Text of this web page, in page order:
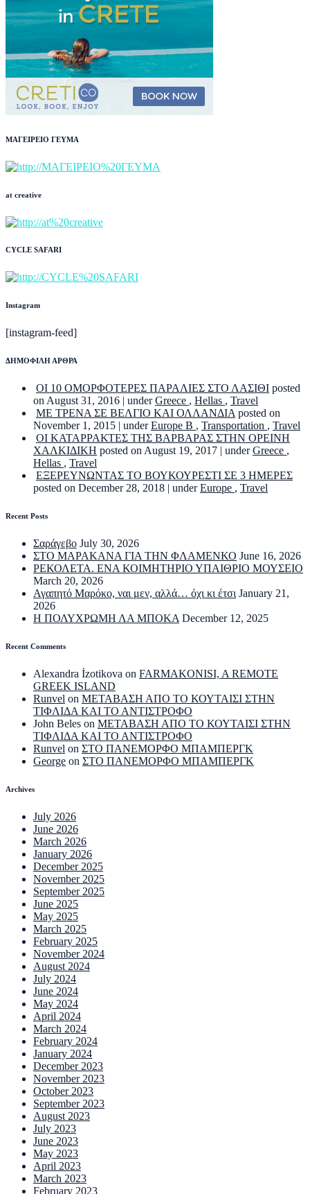
ΜΑΓΕΙΡΕΙΟ ΓΕΥΜΑ
at creative
CYCLE SAFARI
Instagram
[instagram-feed]
ΔΗΜΟΦΙΛΗ ΑΡΘΡΑ
ΟΙ 10 ΟΜΟΡΦΟΤΕΡΕΣ ΠΑΡΑΛΙΕΣ ΣΤΟ ΛΑΣΙΘΙ posted
on August 31, 2016 | underGreece , Hellas , Travel
ΜΕ ΤΡΕΝΑ ΣΕ ΒΕΛΓΙΟ ΚΑΙ ΟΛΛΑΝΔΙΑ posted on
November 1, 2015 | underEurope B , Transportation , Travel
ΟΙ ΚΑΤΑΡΡΑΚΤΕΣ ΤΗΣ ΒΑΡΒΑΡΑΣ ΣΤΗΝ ΟΡΕΙΝΗ
ΧΑΛΚΙΔΙΚΗ posted on August 19, 2017 | underGreece ,
Hellas , Travel
ΕΞΕΡΕΥΝΩΝΤΑΣ ΤΟ ΒΟΥΚΟΥΡΕΣΤΙ ΣΕ 3 ΗΜΕΡΕΣ
posted on December 28, 2018 | underEurope , Travel
Recent Posts
Σαράγεβο July 30, 2026
ΣΤΟ ΜΑΡΑΚΑΝΑ ΓΙΑ ΤΗΝ ΦΛΑΜΕΝΚΟ June 16, 2026
ΡΕΚΟΛΕΤΑ. ΕΝΑ ΚΟΙΜΗΤΗΡΙΟ ΥΠΑΙΘΡΙΟ ΜΟΥΣΕΙΟ
March 20, 2026
Αγαπητό Μαρόκο, ναι μεν, αλλά… όχι κι έτσι January 21,
2026
Η ΠΟΛΥΧΡΩΜΗ ΛΑ ΜΠΟΚΑ December 12, 2025
Recent Comments
Alexandra İzotikova on FARMAKONISI, A REMOTE
GREEK ISLAND
Runvel on ΜΕΤΑΒΑΣΗ ΑΠΟ ΤΟ ΚΟΥΤΑΙΣΙ ΣΤΗΝ
ΤΙΦΛΙΔΑ ΚΑΙ ΤΟ ΑΝΤΙΣΤΡΟΦΟ
John Beles on ΜΕΤΑΒΑΣΗ ΑΠΟ ΤΟ ΚΟΥΤΑΙΣΙ ΣΤΗΝ
ΤΙΦΛΙΔΑ ΚΑΙ ΤΟ ΑΝΤΙΣΤΡΟΦΟ
Runvel on ΣΤΟ ΠΑΝΕΜΟΡΦΟ ΜΠΑΜΠΕΡΓΚ
George on ΣΤΟ ΠΑΝΕΜΟΡΦΟ ΜΠΑΜΠΕΡΓΚ
Archives
July 2026
June 2026
March 2026
January 2026
December 2025
November 2025
September 2025
June 2025
May 2025
March 2025
February 2025
November 2024
August 2024
July 2024
June 2024
May 2024
April 2024
March 2024
February 2024
January 2024
December 2023
November 2023
October 2023
September 2023
August 2023
July 2023
June 2023
May 2023
April 2023
March 2023
February 2023